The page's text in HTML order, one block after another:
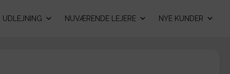
UDLEJNING NUVÆRENDE LEJERE NYE KUNDER